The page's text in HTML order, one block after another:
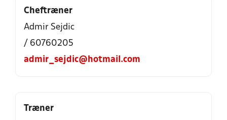
Cheftræner
Admir Sejdic
/ 60760205
admir_sejdic@hotmail.com
Træner